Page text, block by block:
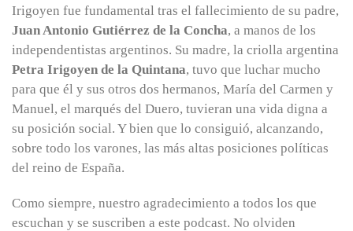
Irigoyen fue fundamental tras el fallecimiento de su padre,
Juan Antonio Gutiérrez de la Concha, a manos de los
independentistas argentinos. Su madre, la criolla argentina
Petra Irigoyen de la Quintana, tuvo que luchar mucho
para que él y sus otros dos hermanos, María del Carmen y
Manuel, el marqués del Duero, tuvieran una vida digna a
su posición social. Y bien que lo consiguió, alcanzando,
sobre todo los varones, las más altas posiciones políticas
del reino de España.
Como siempre, nuestro agradecimiento a todos los que
escuchan y se suscriben a este podcast. No olviden